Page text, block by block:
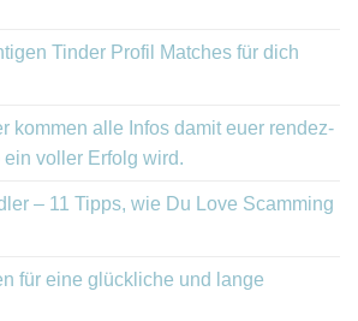
Tinder Profil Matches für dich
kommen alle Infos damit euer rendez-
voller Erfolg wird.
– 11 Tipps, wie Du Love Scamming
für eine glückliche und lange